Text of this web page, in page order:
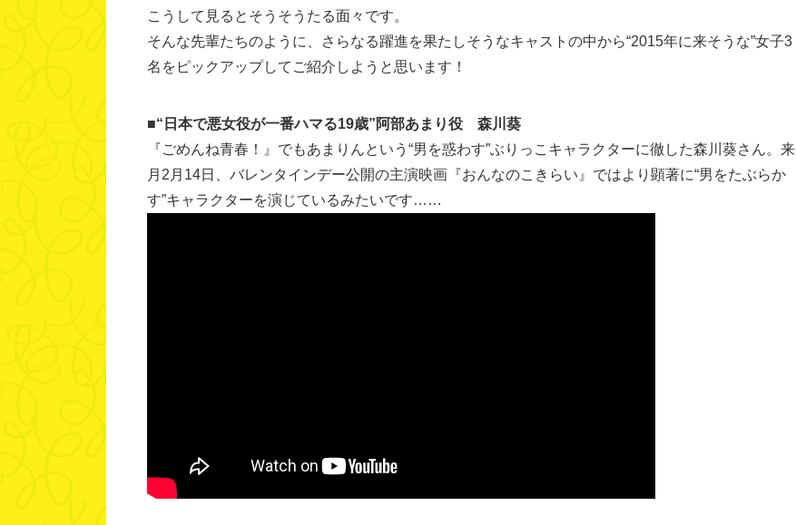
こうして見るとそうそうたる面々です。
そんな先輩たちのように、さらなる躍進を果たしそうなキャストの中から“2015年に来そうな”女子3
名をピックアップしてご紹介しようと思います！
■“日本で悪女役が一番ハマる19歳”阿部あまり役 森川葵
『ごめんね青春！』でもあまりんという“男を惑わす”ぶりっこキャラクターに徹した森川葵さん。来
月2月14日、バレンタインデー公開の主演映画『おんなのこきらい』ではより顕著に“男をたぶらか
す”キャラクターを演じているみたいです……